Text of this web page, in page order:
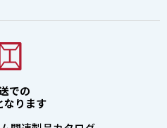
での
なります